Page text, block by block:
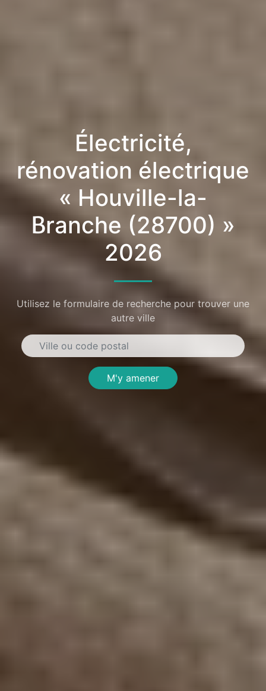
Électricité,
rénovation électrique
« Houville-la-
Branche (28700) »
2026
Utilisez le formulaire de recherche pour trouver une
autre ville
M'y amener